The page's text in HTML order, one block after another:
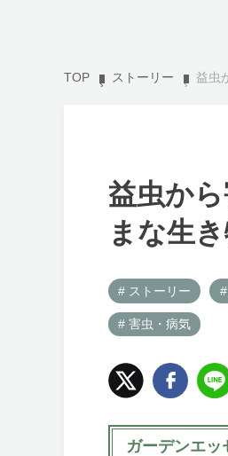
TOP ストーリー 益虫
益虫か
まな生
# ストーリー
# 害虫・病気
ガーデンエッ